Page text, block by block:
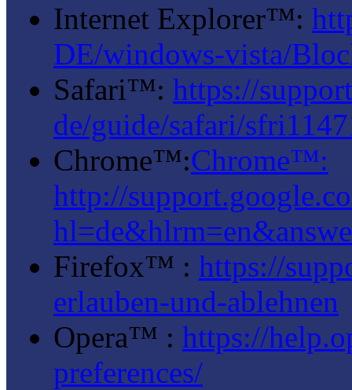
Internet Explorer™:
DE/windows-vista/
Safari™: https://
de/guide/safari/
Chrome™:Chrome™:
http://
Firefox™ : https://
erlauben-und-ablehnen
Opera™ : https://
preferences/